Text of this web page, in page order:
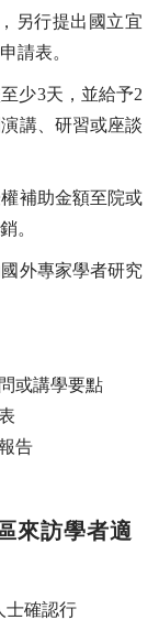
另行提出國立宜
請表。
少3天 ，並給予2
演講、研習或座談
補助金額至院或
。
外專家學者研究
或講學要點
告
來訪學者適
士確認行